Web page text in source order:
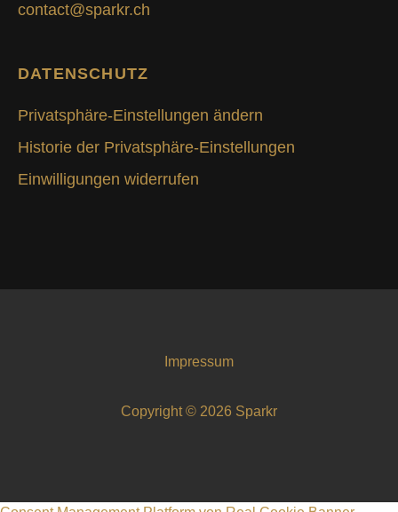
contact@sparkr.ch
DATENSCHUTZ
Privatsphäre-Einstellungen ändern
Historie der Privatsphäre-Einstellungen
Einwilligungen widerrufen
Impressum
Copyright © 2026 Sparkr